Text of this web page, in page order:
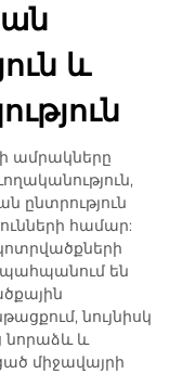
և
ամրակները
ընտրություն
համար:
պահպանում են
նույնիսկ
նորաձև և
միջավայրի